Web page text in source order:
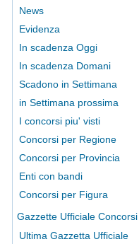
News
Evidenza
In scadenza Oggi
In scadenza Domani
Scadono in Settimana
in Settimana prossima
I concorsi piu' visti
Concorsi per Regione
Concorsi per Provincia
Enti con bandi
Concorsi per Figura
Gazzette Ufficiale Concorsi
Ultima Gazzetta Ufficiale